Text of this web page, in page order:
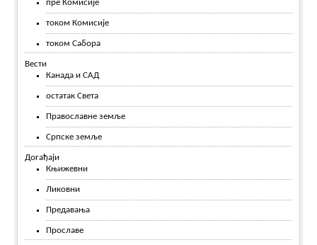
пре Комисије
током Комисије
током Сабора
Вести
Канада и САД
остатак Света
Православне земље
Српске земље
Догађаји
Књижевни
Ликовни
Предавања
Прославе